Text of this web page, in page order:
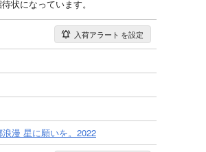
状になっています。
入荷アラート を設定
漫 星に願いを。2022